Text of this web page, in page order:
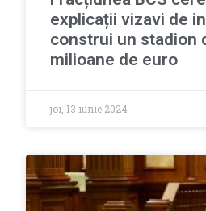
explicații vizavi de
construi un stadion
milioane de euro
joi, 13 iunie 2024